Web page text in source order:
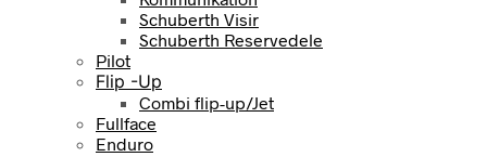
Schuberth Visir
Schuberth Reservedele
Pilot
Flip -Up
Combi flip-up/Jet
Fullface
Enduro